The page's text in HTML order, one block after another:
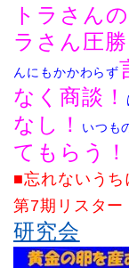
トラさん
ラさん圧勝
んにもかかわらず
なく商談！
なし！
いつも
てもらう！
■忘れないう
第7期リスター
研究会